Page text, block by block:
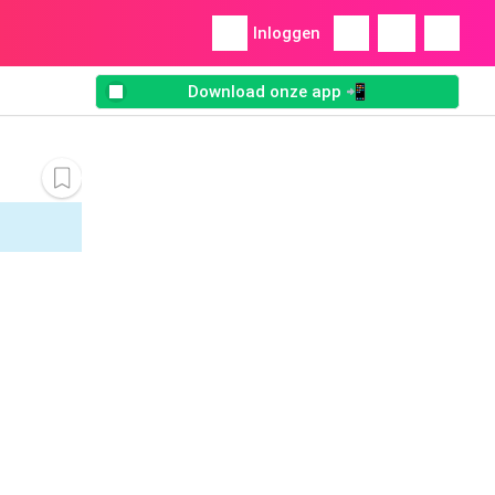
Inloggen
Download onze app 📲